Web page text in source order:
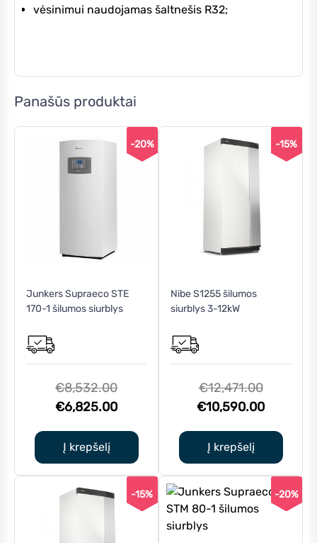
vėsinimui naudojamas šaltnešis R32;
Panašūs produktai
-20%
Junkers Supraeco STE
170-1 šilumos siurblys
€8,532.00Original
price
€6,825.00Current
€6,825.00.
Į krepšelį
-15%
Nibe S1255 šilumos
siurblys 3-12kW
€12,471.00Original
price
€10,590.00Current
Į krepšelį
-15% -20%